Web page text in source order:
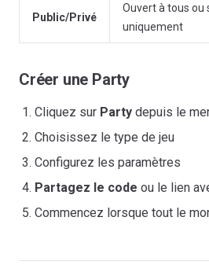
Public/Privé
Ouvert à tous ou
uniquement
Créer une Party
Cliquez sur Party depuis le
Choisissez le type de jeu
Configurez les paramètres
Partagez le code ou le lien
Commencez lorsque tout le